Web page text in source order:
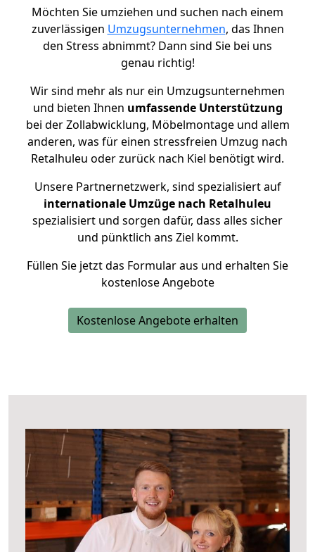
Möchten Sie umziehen und suchen nach einem
zuverlässigen Umzugsunternehmen, das Ihnen
den Stress abnimmt? Dann sind Sie bei uns
genau richtig!
Wir sind mehr als nur ein Umzugsunternehmen
und bieten Ihnen umfassende Unterstützung
bei der Zollabwicklung, Möbelmontage und allem
anderen, was für einen stressfreien Umzug nach
Retalhuleu oder zurück nach Kiel benötigt wird.
Unsere Partnernetzwerk, sind spezialisiert auf
internationale Umzüge nach Retalhuleu
spezialisiert und sorgen dafür, dass alles sicher
und pünktlich ans Ziel kommt.
Füllen Sie jetzt das Formular aus und erhalten Sie
kostenlose Angebote
Kostenlose Angebote erhalten